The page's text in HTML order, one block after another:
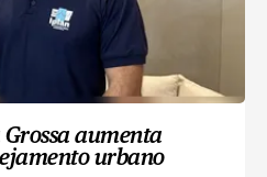
Grossa aumenta
urbano